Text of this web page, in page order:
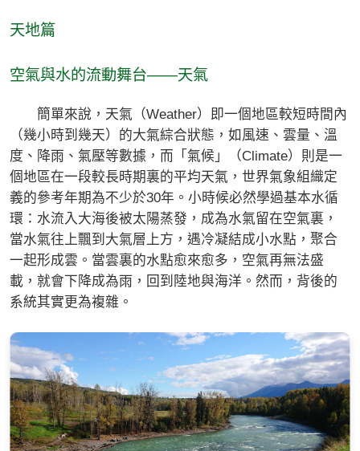
天地篇
空氣與水的流動舞台——天氣
簡單來說，天氣（Weather）即一個地區較短時間內
（幾小時到幾天）的大氣綜合狀態，如風速、雲量、溫
度、降雨、氣壓等數據，而「氣候」（Climate）則是一
個地區在一段較長時期裏的平均天氣，世界氣象組織定
義的參考年期為不少於30年。小時候必然學過基本水循
環：水流入大海後被太陽蒸發，成為水氣留在空氣裏，
當水氣往上飄到大氣層上方，遇冷凝結成小水點，聚合
一起形成雲。當雲裏的水點愈來愈多，空氣再無法盛
載，就會下降成為雨，回到陸地與海洋。然而，背後的
系統其實更為複雜。